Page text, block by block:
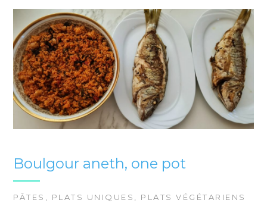
Boulgour aneth, one pot
PÂTES , PLATS UNIQUES , PLATS VÉGÉTARIENS